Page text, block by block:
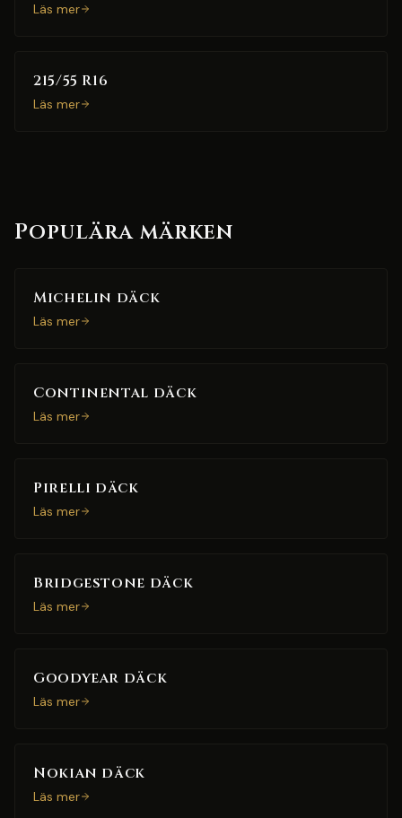
Läs mer
215/55 R16
Läs mer
Populära märken
Michelin däck
Läs mer
Continental däck
Läs mer
Pirelli däck
Läs mer
Bridgestone däck
Läs mer
Goodyear däck
Läs mer
Nokian däck
Läs mer